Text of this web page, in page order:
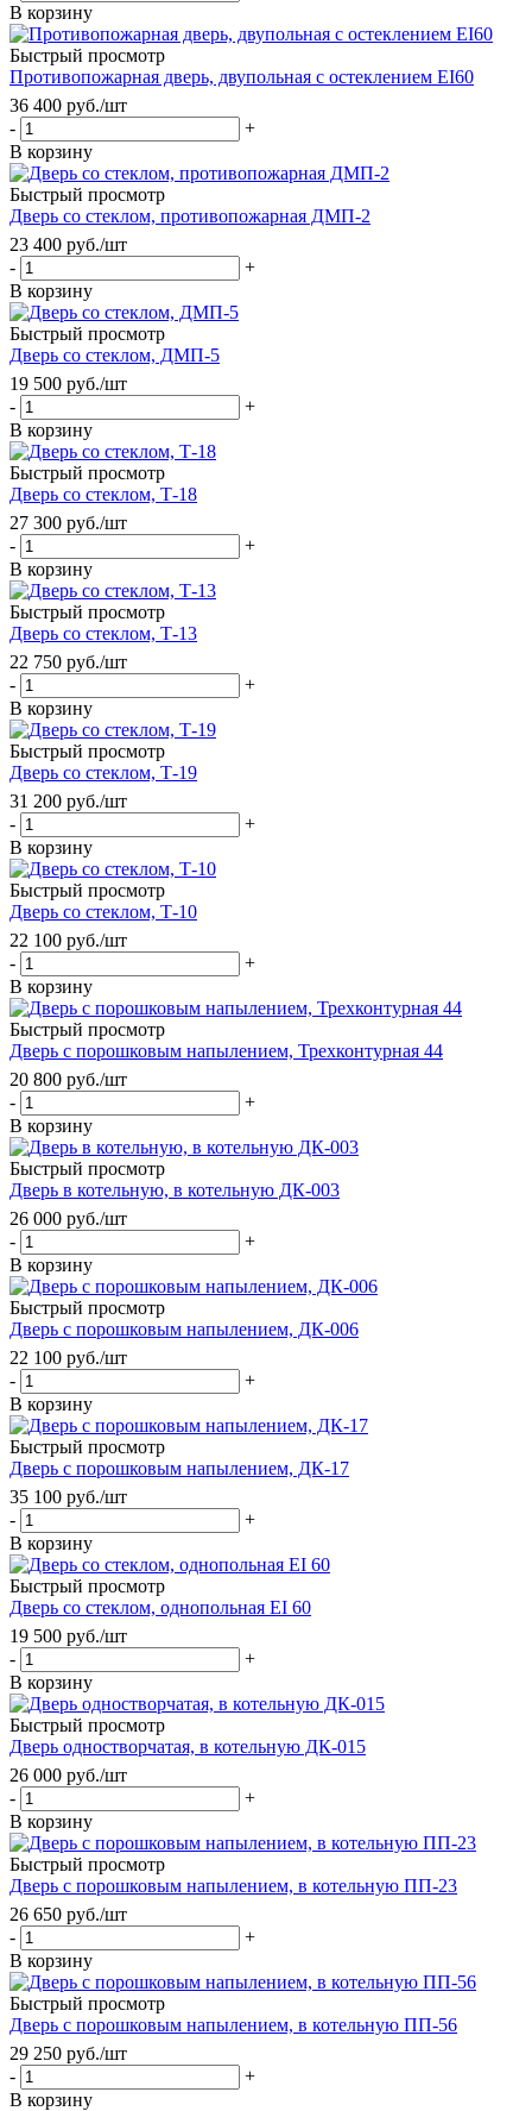
В корзину
Быстрый просмотр
Противопожарная дверь, двупольная с остеклением EI60
36 400 руб./шт
-
+
В корзину
Быстрый просмотр
Дверь со стеклом, противопожарная ДМП-2
23 400 руб./шт
-
+
В корзину
Быстрый просмотр
Дверь со стеклом, ДМП-5
19 500 руб./шт
-
+
В корзину
Быстрый просмотр
Дверь со стеклом, Т-18
27 300 руб./шт
-
+
В корзину
Быстрый просмотр
Дверь со стеклом, Т-13
22 750 руб./шт
-
+
В корзину
Быстрый просмотр
Дверь со стеклом, Т-19
31 200 руб./шт
-
+
В корзину
Быстрый просмотр
Дверь со стеклом, Т-10
22 100 руб./шт
-
+
В корзину
Быстрый просмотр
Дверь с порошковым напылением, Трехконтурная 44
20 800 руб./шт
-
+
В корзину
Быстрый просмотр
Дверь в котельную, в котельную ДК-003
26 000 руб./шт
-
+
В корзину
Быстрый просмотр
Дверь с порошковым напылением, ДК-006
22 100 руб./шт
-
+
В корзину
Быстрый просмотр
Дверь с порошковым напылением, ДК-17
35 100 руб./шт
-
+
В корзину
Быстрый просмотр
Дверь со стеклом, однопольная EI 60
19 500 руб./шт
-
+
В корзину
Быстрый просмотр
Дверь одностворчатая, в котельную ДК-015
26 000 руб./шт
-
+
В корзину
Быстрый просмотр
Дверь с порошковым напылением, в котельную ПП-23
26 650 руб./шт
-
+
В корзину
Быстрый просмотр
Дверь с порошковым напылением, в котельную ПП-56
29 250 руб./шт
-
+
В корзину